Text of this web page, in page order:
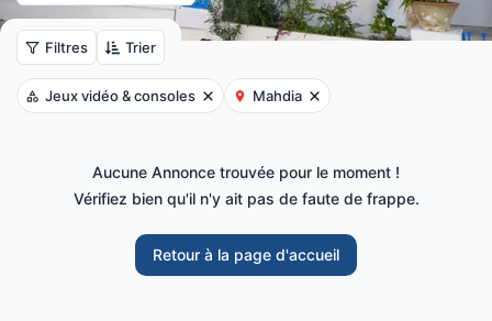
Filtres Trier
Jeux vidéo & consoles Mahdia
Aucune Annonce trouvée pour le moment !
Vérifiez bien qu'il n'y ait pas de faute de frappe.
Retour à la page d'accueil